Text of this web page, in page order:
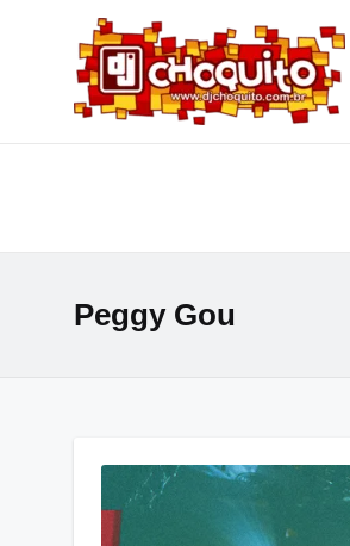
Peggy Gou